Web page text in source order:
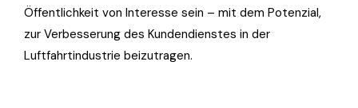
Öffentlichkeit von Interesse sein – mit dem Potenzial,
zur Verbesserung des Kundendienstes in der
Luftfahrtindustrie beizutragen.